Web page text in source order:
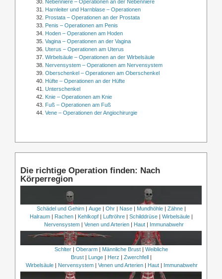
Nebenniere – Operationen an der Nebenniere
Harnleiter und Harnblase – Operationen
Prostata – Operationen an der Prostata
Penis – Operationen am Penis
Hoden – Operationen am Hoden
Vagina – Operationen an der Vagina
Uterus – Operationen am Uterus
Wirbelsäule – Operationen an der Wirbelsäule
Nervensystem – Operationen am Nervensystem
Oberschenkel – Operationen am Oberschenkel
Hüfte – Operationen an der Hüfte
Unterschenkel
Knie – Operationen am Knie
Fuß – Operationen am Fuß
Vene – Operationen der Angiochirurgie
Die richtige Operation finden: Nach
Körperregion
Schädel und Gehirn| Auge| Ohr| Nase| Mundhöhle| Zähne|
Halraum| Rachen| Kehlkopf| Luftröhre| Schilddrüse| Wirbelsäule|
Nervensystem | Venen und Arterien | Haut | Immunabwehr
Schlter| Oberarm| Männliche Brust| Weibliche
Brust| Lunge| Herz | Zwerchfell|
Wirbelsäule | Nervensystem | Venen und Arterien | Haut | Immunabwehr